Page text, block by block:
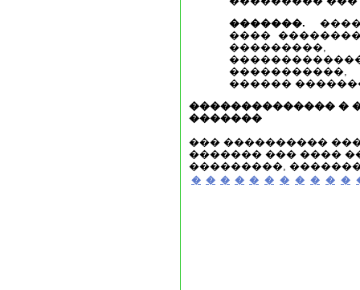
�������.
����
���������,
������
�������������� �
�������
��� ����������
������� ��� ����
���������,
� � � � � � � � � � �